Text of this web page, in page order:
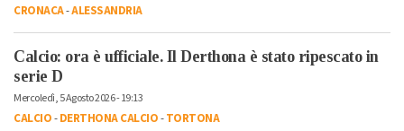
CRONACA-ALESSANDRIA
Calcio: ora è ufficiale. Il Derthona è stato ripescato in
serie D
Mercoledì, 5 Agosto 2026 - 19:13
CALCIO-DERTHONA CALCIO-TORTONA